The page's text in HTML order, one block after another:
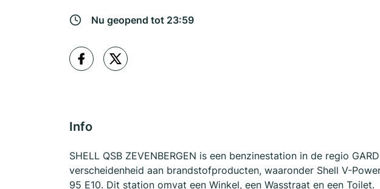
Nu geopend tot 23:59
Info
SHELL QSB ZEVENBERGEN is een benzinestation in de regio
verscheidenheid aan brandstofproducten, waaronder Shell V-
95 E10. Dit station omvat een Winkel, een Wasstraat en een Toilet.